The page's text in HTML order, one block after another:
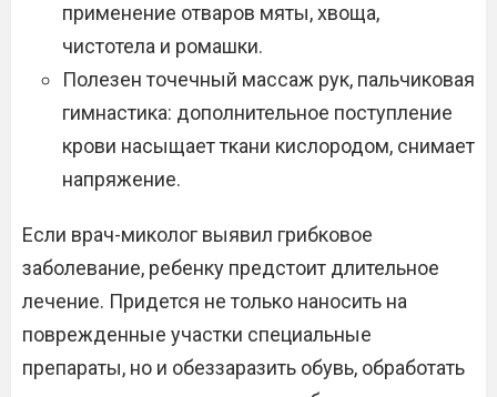
применение отваров мяты, хвоща,
чистотела и ромашки.
Полезен точечный массаж рук, пальчиковая
гимнастика: дополнительное поступление
крови насыщает ткани кислородом, снимает
напряжение.
Если врач-миколог выявил грибковое
заболевание, ребенку предстоит длительное
лечение. Придется не только наносить на
поврежденные участки специальные
препараты, но и обеззаразить обувь, обработать